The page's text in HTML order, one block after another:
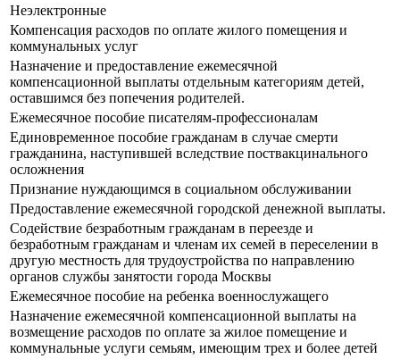
Неэлектронные
Компенсация расходов по оплате жилого помещения и
коммунальных услуг
Назначение и предоставление ежемесячной
компенсационной выплаты отдельным категориям детей,
оставшимся без попечения родителей.
Ежемесячное пособие писателям-профессионалам
Единовременное пособие гражданам в случае смерти
гражданина, наступившей вследствие поствакцинального
осложнения
Признание нуждающимся в социальном обслуживании
Предоставление ежемесячной городской денежной выплаты.
Содействие безработным гражданам в переезде и
безработным гражданам и членам их семей в переселении в
другую местность для трудоустройства по направлению
органов службы занятости города Москвы
Ежемесячное пособие на ребенка военнослужащего
Назначение ежемесячной компенсационной выплаты на
возмещение расходов по оплате за жилое помещение и
коммунальные услуги семьям, имеющим трех и более детей